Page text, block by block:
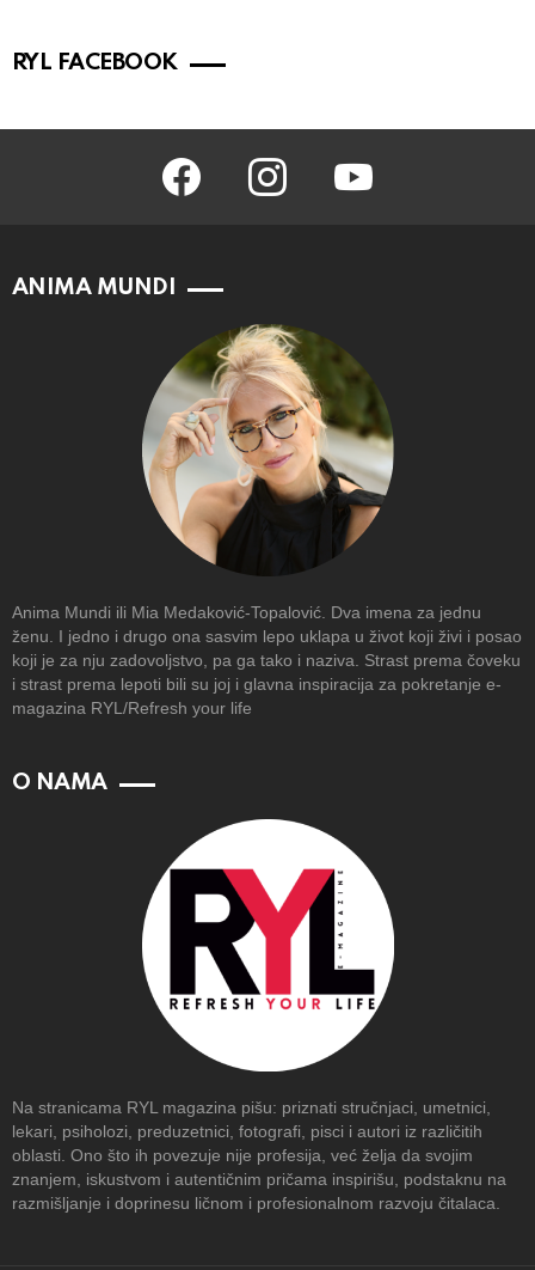
RYL FACEBOOK
facebook instagram youtube
ANIMA MUNDI
Anima Mundi ili Mia Medaković-Topalović. Dva imena za jednu
ženu. I jedno i drugo ona sasvim lepo uklapa u život koji živi i posao
koji je za nju zadovoljstvo, pa ga tako i naziva. Strast prema čoveku
i strast prema lepoti bili su joj i glavna inspiracija za pokretanje e-
magazina RYL/Refresh your life
O NAMA
Na stranicama RYL magazina pišu: priznati stručnjaci, umetnici,
lekari, psiholozi, preduzetnici, fotografi, pisci i autori iz različitih
oblasti. Ono što ih povezuje nije profesija, već želja da svojim
znanjem, iskustvom i autentičnim pričama inspirišu, podstaknu na
razmišljanje i doprinesu ličnom i profesionalnom razvoju čitalaca.